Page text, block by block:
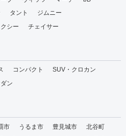
タント
ジムニー
シー チェイサー
コンパクト
SUV・クロカン
ン
市 うるま市 豊見城市
北谷町